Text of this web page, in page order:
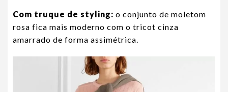
Com truque de styling: o conjunto de moletom
rosa fica mais moderno com o tricot cinza
amarrado de forma assimétrica.